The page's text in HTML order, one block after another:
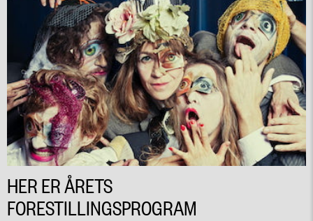
HER ER ÅRETS
FORESTILLINGSPROGRAM